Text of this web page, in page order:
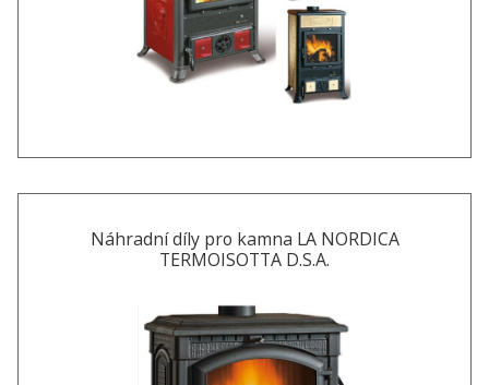
Náhradní díly pro kamna LA NORDICA
TERMOISOTTA D.S.A.